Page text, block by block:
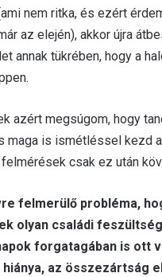
nem ritka, és ezért
az elején), akkor újra
annak tükrében, hogy a
azért megsúgom, hogy
maga is ismétléssel kezd
csak ez után
felmerülő probléma,
olyan családi
forgatagában is ott
az összezártság